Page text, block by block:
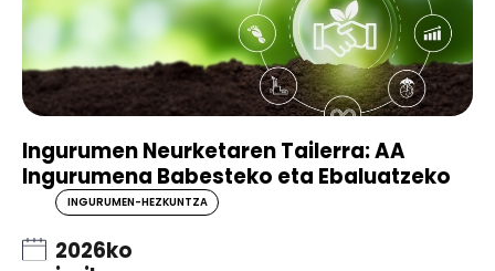
Ingurumen Neurketaren Tailerra: AA
Ingurumena Babesteko eta Ebaluatzeko
INGURUMEN-HEZKUNTZA
2026ko